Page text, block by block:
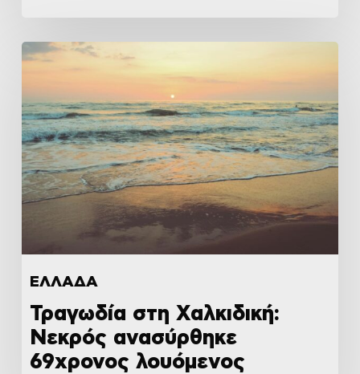
ΕΛΛΑΔΑ
Τραγωδία στη Χαλκιδική:
Νεκρός ανασύρθηκε
69χρονος λουόμενος